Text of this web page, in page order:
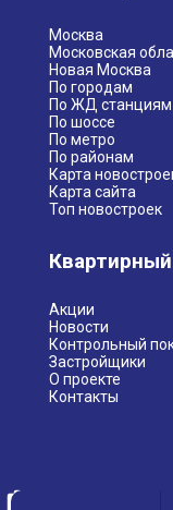
Москва
Московская
Новая Москва
По городам
По ЖД станциям
По шоссе
По метро
По районам
Карта
Карта сайта
Топ новостроек
Акции
Новости
Контрольный
Застройщики
О проекте
Контакты